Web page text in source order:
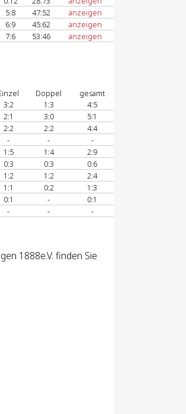
5:8 47:52
anzeigen
6:9 45:62
anzeigen
7:6 53:46 anzeigen
Doppel
gesamt
3:2 1:3
4:5
2:1 3:0
5:1
2:2 2:2
4:4
- -
-
1:5 1:4
2:9
0:3 0:3
0:6
1:2 1:2
2:4
1:1 0:2
1:3
0:1 -
0:1
- - -
1888e.V. finden Sie